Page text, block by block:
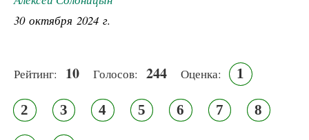
30 октября 2024 г.
Рейтинг: 10 Голосов: 244 Оценка: 1
2 3 4 5 6 7 8